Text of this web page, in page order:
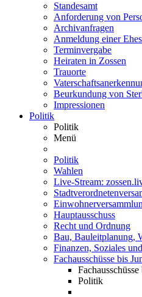
Standesamt
Anforderung von
Archivanfragen
Anmeldung einer
Terminvergabe
Heiraten in Zossen
Trauorte
Beurkundung von
Impressionen
Politik
Politik
Menü
Politik
Wahlen
Live-Stream:
Hauptausschuss
Recht und Ordnung
Bau, Bauleitplanung,
Finanzen, Soziales
Fachausschüsse bis
Politik